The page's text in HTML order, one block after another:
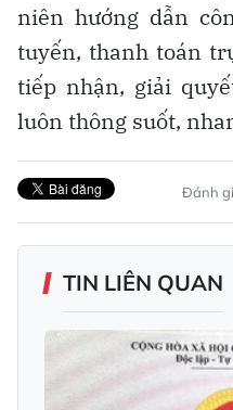
niên hướng dẫn
tuyến, thanh toán
tiếp nhận, giải
luôn thông suốt,
Đánh
TIN LIÊN QUAN